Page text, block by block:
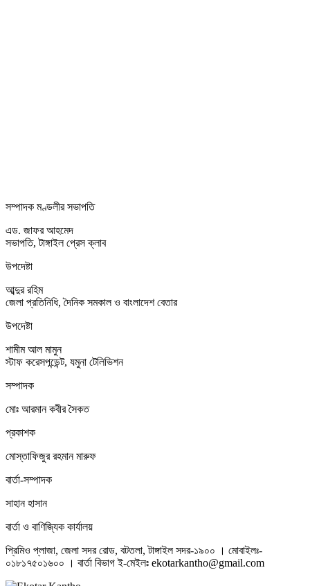
সম্পাদক মণ্ডলীর সভাপতি
এড. জাফর আহমেদ
সভাপতি, টাঙ্গাইল প্রেস ক্লাব
উপদেষ্টা
আব্দুর রহিম
জেলা প্রতিনিধি, দৈনিক সমকাল ও বাংলাদেশ বেতার
উপদেষ্টা
শামীম আল মামুন
স্টাফ করেসপন্ডেন্ট, যমুনা টেলিভিশন
সম্পাদক
মোঃ আরমান কবীর সৈকত
প্রকাশক
মোস্তাফিজুর রহমান মারুফ
বার্তা-সম্পাদক
সাহান হাসান
বার্তা ও বাণিজ্যিক কার্যালয়
প্রিমিও প্লাজা, জেলা সদর রোড, বটতলা, টাঙ্গাইল সদর-১৯০০ । মোবাইলঃ-
০১৮১৭৫০১৬০০ । বার্তা বিভাগ ই-মেইলঃ ekotarkantho@gmail.com